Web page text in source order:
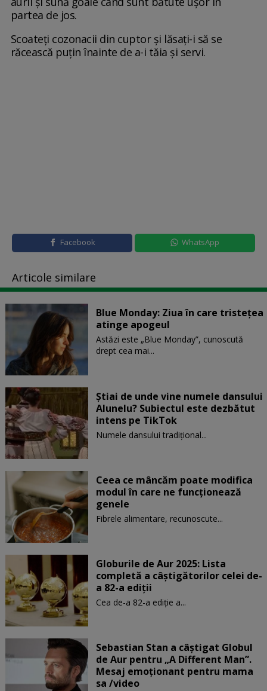
partea de jos.
Scoateți cozonacii din cuptor și lăsați-i să se
răcească puțin înainte de a-i tăia și servi.
Facebook WhatsApp
Articole similare
Blue Monday: Ziua în care tristețea
atinge apogeul
Astăzi este „Blue Monday”, cunoscută
drept cea mai...
Știai de unde vine numele dansului
Alunelu? Subiectul este dezbătut
intens pe TikTok
Numele dansului tradițional...
Ceea ce mâncăm poate modifica
modul în care ne funcţionează
genele
Fibrele alimentare, recunoscute...
Globurile de Aur 2025: Lista
completă a câștigătorilor celei de-
a 82-a ediții
Cea de-a 82-a ediție a...
Sebastian Stan a câștigat Globul
de Aur pentru „A Different Man”.
Mesaj emoționant pentru mama
sa /video